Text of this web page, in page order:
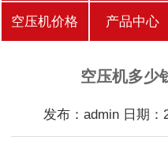
空压机价格 产品中心
空压机多少
发布：admin 日期